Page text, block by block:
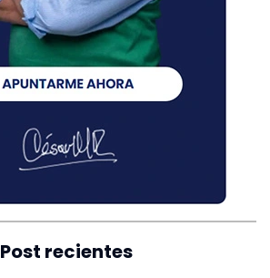
Post recientes